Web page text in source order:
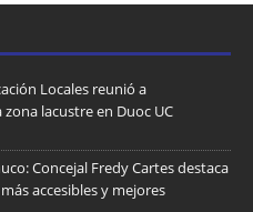
Locales reunió a
lacustre en Duoc UC
Concejal Fredy Cartes destaca
accesibles y mejores